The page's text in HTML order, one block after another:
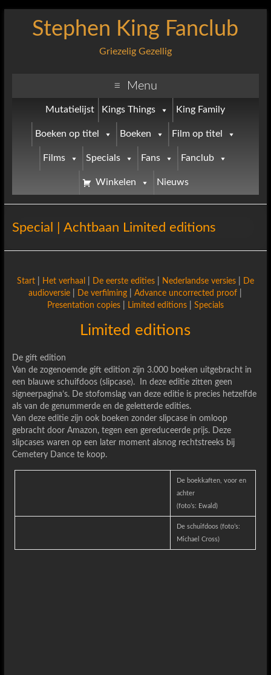
Stephen King Fanclub
Griezelig Gezellig
Menu
Mutatielijst Kings Things King Family
Boeken op titel Boeken Film op titel
Films Specials Fans Fanclub
Winkelen Nieuws
Special | Achtbaan Limited editions
Start| Het verhaal De eerste edities| Nederlandse versies|
De
audioversie
De verfilming |Advance uncorrected proof
Presentation copies| Limited editions| Specials
Limited editions
De gift edition
Van de zogenoemde gift edition zijn 3.000 boeken uitgebracht in
een blauwe schuifdoos (slipcase). In deze editie zitten geen
signeerpagina’s. De stofomslag van deze editie is precies hetzelfde
als van de genummerde en de geletterde edities.
Van deze editie zijn ook boeken zonder slipcase in omloop
gebracht door Amazon, tegen een gereduceerde prijs. Deze
slipcases waren op een later moment alsnog rechtstreeks bij
Cemetery Dance te koop.
De boekkaften, voor en
achter
(foto’s: Ewald)
De schuifdoos (foto’s:
Michael Cross)